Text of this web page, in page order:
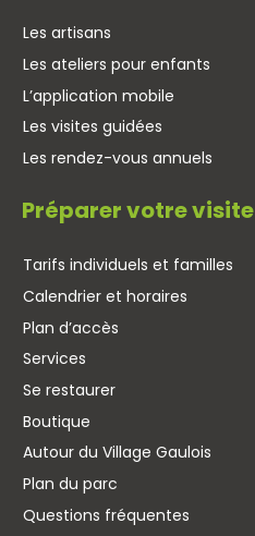
Les artisans
Les ateliers pour enfants
L’application mobile
Les visites guidées
Les rendez-vous annuels
Préparer votre visite
Tarifs individuels et familles
Calendrier et horaires
Plan d’accès
Services
Se restaurer
Boutique
Autour du Village Gaulois
Plan du parc
Questions fréquentes